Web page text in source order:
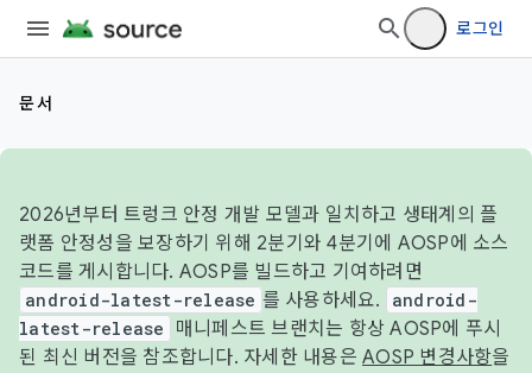
로그인
문서
2026년부터 트렁크 안정 개발 모델과 일치하고 생태계의 플
랫폼 안정성을 보장하기 위해 2분기와 4분기에 AOSP에 소스
코드를 게시합니다. AOSP를 빌드하고 기여하려면
android-latest-release 를 사용하세요.
android-
latest-release
매니페스트 브랜치는 항상 AOSP에 푸시
된 최신 버전을 참조합니다. 자세한 내용은 AOSP 변경사항을